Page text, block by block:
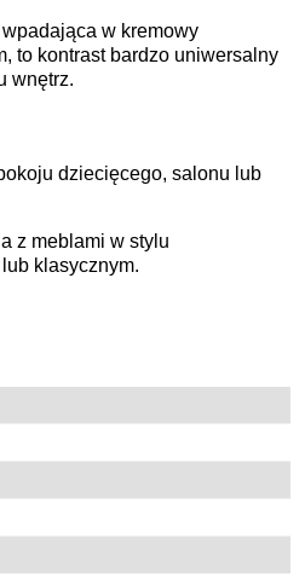
w kremowy
to kontrast bardzo uniwersalny
wnętrz.
dziecięcego, salonu lub
z meblami w stylu
klasycznym.